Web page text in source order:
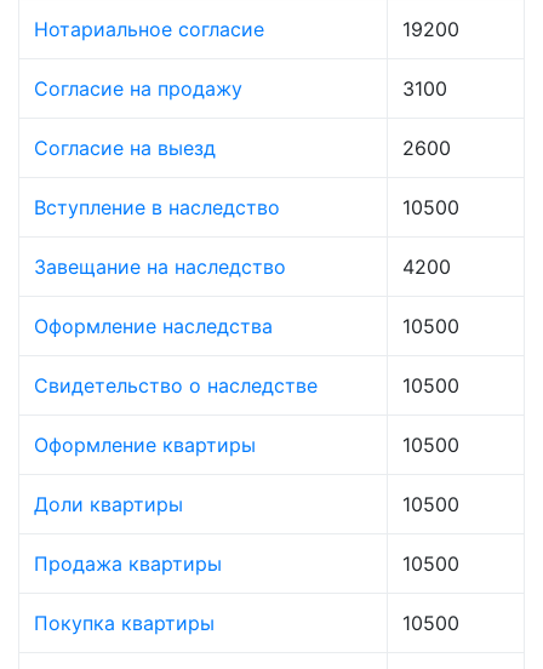
Нотариальное согласие 19200
Согласие на продажу 3100
Согласие на выезд 2600
Вступление в наследство 10500
Завещание на наследство 4200
Оформление наследства 10500
Свидетельство о наследстве 10500
Оформление квартиры 10500
Доли квартиры 10500
Продажа квартиры 10500
Покупка квартиры 10500